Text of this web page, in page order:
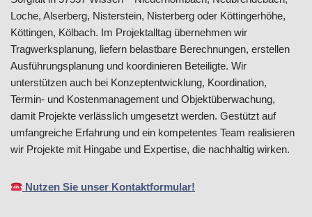
Loche, Alserberg, Nisterstein, Nisterberg oder Köttingerhöhe,
Köttingen, Kölbach. Im Projektalltag übernehmen wir
Tragwerksplanung, liefern belastbare Berechnungen, erstellen
Ausführungsplanung und koordinieren Beteiligte. Wir
unterstützen auch bei Konzeptentwicklung, Koordination,
Termin- und Kostenmanagement und Objektüberwachung,
damit Projekte verlässlich umgesetzt werden. Gestützt auf
umfangreiche Erfahrung und ein kompetentes Team realisieren
wir Projekte mit Hingabe und Expertise, die nachhaltig wirken.
Nutzen Sie unser Kontaktformular!